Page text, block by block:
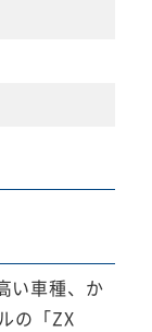
い車種、か
の「ZX